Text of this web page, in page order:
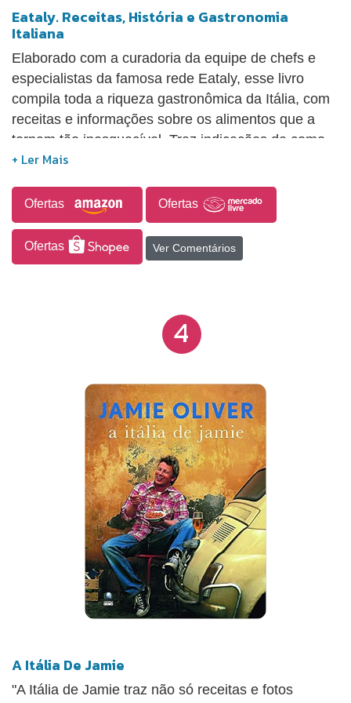
Eataly. Receitas, História e Gastronomia
Italiana
Elaborado com a curadoria da equipe de chefs e
especialistas da famosa rede Eataly, esse livro
compila toda a riqueza gastronômica da Itália, com
receitas e informações sobre os alimentos que a
tornam tão inesquecível. Traz indicações de como
montar uma despensa versátil, baseada em
balsâmico, tomate, queijos, carnes curadas,
conservas, mel, massas secas, pães, leguminosas,
hortaliças, cogumelos, carnes, chocolate, vinho e
café, e orienta como combiná-los à maneira italiana
Alcachofra à moda romana, a Scafata (cozido de
legumes), o Agnello ala scottadito (costeleta de
toscani (biscoito de amêndoa toscano).
Ofertas Ofertas
Ofertas Ver Comentários
4
A Itália De Jamie
"A Itália de Jamie traz não só receitas e fotos